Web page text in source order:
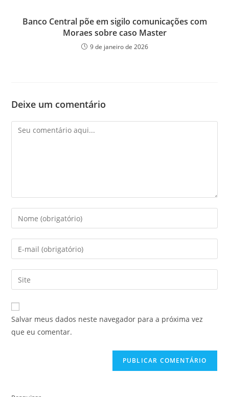
Banco Central põe em sigilo comunicações com
Moraes sobre caso Master
9 de janeiro de 2026
Deixe um comentário
Comentário
Digite
seu
nome
ou
de
usuário
para
comentar
Digite
seu
endereço
de
mail
para
comentar
Digite
o
URL
do
site
Salvar meus dados neste navegador para a próxima vez
que eu comentar.